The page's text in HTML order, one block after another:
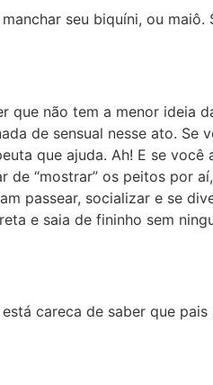
seu biquíni, ou maiô.
que não tem a menor ideia
de sensual nesse ato. Se
que ajuda. Ah! E se você
“mostrar” os peitos por
passear, socializar e se
e saia de fininho sem
careca de saber que pais